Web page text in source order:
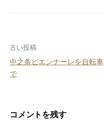
o
k
投
稿
ゲ
古い投稿
中之条ビエンナーレを自転車
で
コメントを残す